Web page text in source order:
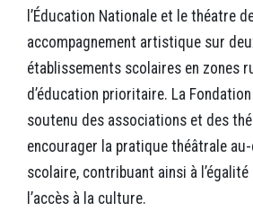
l’Éducation Nationale et le théatre
accompagnement artistique sur
établissements scolaires en zones
d’éducation prioritaire. La
soutenu des associations et des
encourager la pratique théâtrale
scolaire, contribuant ainsi à l’égalité
l’accès à la culture.